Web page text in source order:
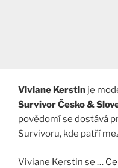
Viviane Kerstin je
Survivor Česko &
povědomí se dostává
Survivoru, kde patří
Viviane Kerstin se …